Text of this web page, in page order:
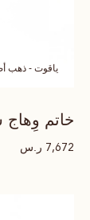
ياقوت - ذهب
خاتم
7,672 ر.س